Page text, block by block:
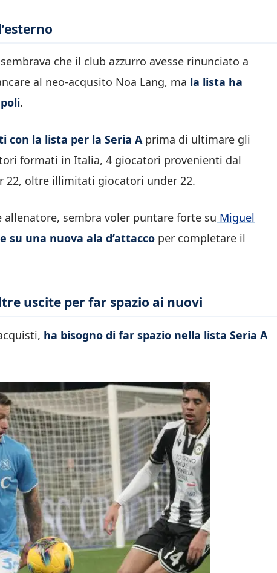
che il club azzurro avesse rinunciato a
al neo-acqusito Noa Lang, ma la lista ha
.
con la lista per la Seria Aprima di ultimare gli
formati in Italia, 4 giocatori provenienti dal
22, oltre illimitati giocatori under 22.
sembra voler puntare forte su Miguel
su una nuova ala d’attacco per completare il
uscite per far spazio ai nuovi
ha bisogno di far spazio nella lista Seria A